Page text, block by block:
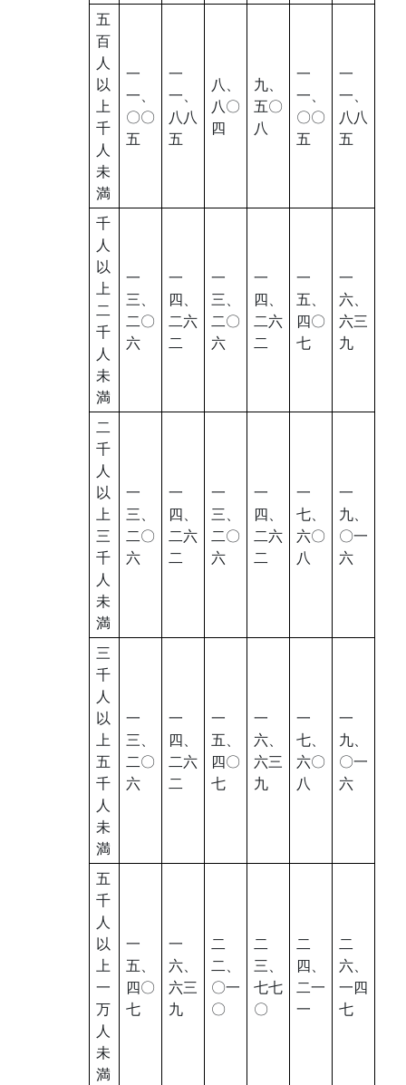
五
百
人
以
上
千
人
未
満
一
一、
〇〇
五
一
一、
八八
五
八、
八〇
四
九、
五〇
八
一
一、
〇〇
五
一
一、
八八
五
千
人
以
上
二
千
人
未
満
一
三、
二〇
六
一
四、
二六
二
一
三、
二〇
六
一
四、
二六
二
一
五、
四〇
七
一
六、
六三
九
二
千
人
以
上
三
千
人
未
満
一
三、
二〇
六
一
四、
二六
二
一
三、
二〇
六
一
四、
二六
二
一
七、
六〇
八
一
九、
〇一
六
三
千
人
以
上
五
千
人
未
満
一
三、
二〇
六
一
四、
二六
二
一
五、
四〇
七
一
六、
六三
九
一
七、
六〇
八
一
九、
〇一
六
五
千
人
以
上
一
万
人
未
満
一
五、
四〇
七
一
六、
六三
九
二
二、
〇一
〇
二
三、
七七
〇
二
四、
二一
一
二
六、
一四
七